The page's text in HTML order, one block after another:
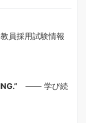
教員採用試験情報
—— 学び続